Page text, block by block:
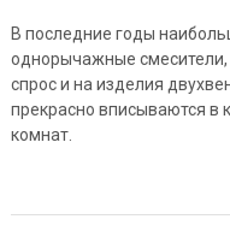
В последние годы
однорычажные смесители,
спрос и на изделия
прекрасно вписываются в
комнат.